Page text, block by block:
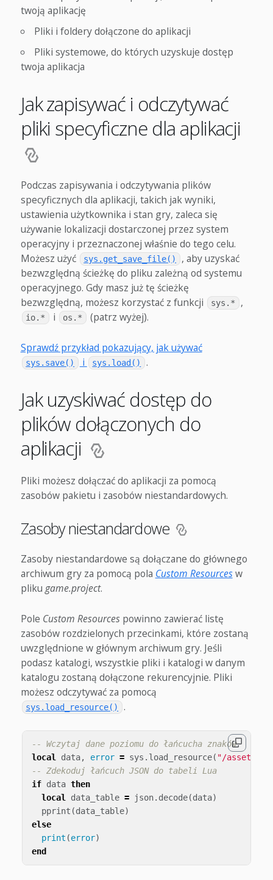
twoją aplikację
Pliki i foldery dołączone do aplikacji
Pliki systemowe, do których uzyskuje dostęp
twoja aplikacja
Jak zapisywać i odczytywać
pliki specyficzne dla aplikacji
Podczas zapisywania i odczytywania plików
specyficznych dla aplikacji, takich jak wyniki,
ustawienia użytkownika i stan gry, zaleca się
używanie lokalizacji dostarczonej przez system
operacyjny i przeznaczonej właśnie do tego celu.
Możesz użyć
sys.get_save_file()
, aby uzyskać
bezwzględną ścieżkę do pliku zależną od systemu
operacyjnego. Gdy masz już tę ścieżkę
bezwzględną, możesz korzystać z funkcji
sys.* ,
io.* i os.* (patrz wyżej).
Sprawdź przykład pokazujący, jak używać
sys.save() i sys.load() .
Jak uzyskiwać dostęp do
plików dołączonych do
aplikacji
Pliki możesz dołączać do aplikacji za pomocą
zasobów pakietu i zasobów niestandardowych.
Zasoby niestandardowe
Zasoby niestandardowe są dołączane do głównego
archiwum gry za pomocą pola Custom Resourcesw
pliku game.project.
Pole Custom Resourcespowinno zawierać listę
zasobów rozdzielonych przecinkami, które zostaną
uwzględnione w głównym archiwum gry. Jeśli
podasz katalogi, wszystkie pliki i katalogi w danym
katalogu zostaną dołączone rekurencyjnie. Pliki
możesz odczytywać za pomocą
sys.load_resource() .
-- Wczytaj dane poziomu do łańcucha znaków
local data, error = sys . load_resource( "/assets/
-- Zdekoduj łańcuch JSON do tabeli Lua
if data then
local data_table = json. decode(data)
pprint (data_table)
else
print (error)
end